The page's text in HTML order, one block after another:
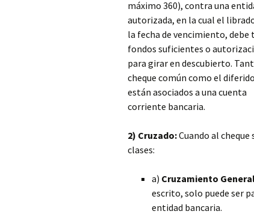
máximo 360), contra una
autorizada, en la cual el
la fecha de vencimiento, debe
fondos suficientes o
para girar en descubierto.
cheque común como el diferido
están asociados a una cuenta
corriente bancaria.
2) Cruzado:Cuando al
clases:
a) Cruzamiento
escrito, solo puede ser
entidad bancaria.